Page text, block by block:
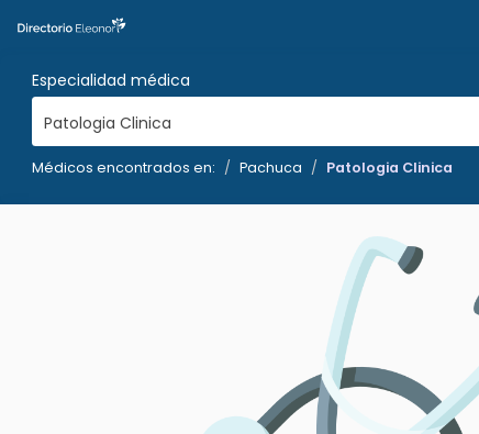
Especialidad médica
Patologia Clinica
Médicos encontrados en: Pachuca Patologia Clinica